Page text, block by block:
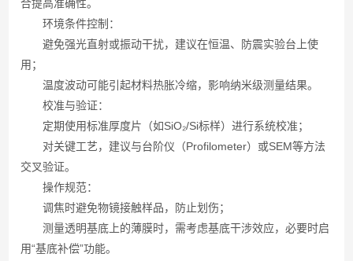
合提高准确性。
环境条件控制：
避免强光直射或振动干扰，建议在恒温、防震实验台上使
用；
温度波动可能引起材料热胀冷缩，影响纳米级测量结果。
校准与验证：
定期使用标准厚度片（如SiO₂/Si标样）进行系统校准；
对关键工艺，建议与台阶仪（Profilometer）或SEM等方法
交叉验证。
操作规范：
调焦时避免物镜接触样品，防止划伤；
测量透明基底上的薄膜时，需考虑基底干涉效应，必要时启
用“基底补偿”功能。